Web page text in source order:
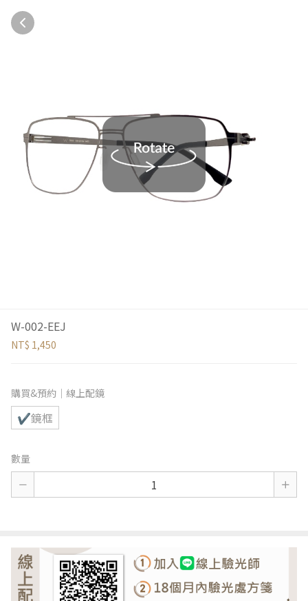
W-002-EEJ
NT$ 1,450
購買&預約｜線上配鏡
✔鏡框
數量